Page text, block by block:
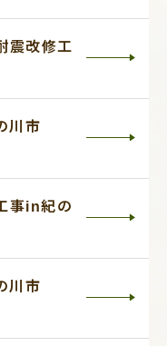
震改修工
川市
事in紀の
川市